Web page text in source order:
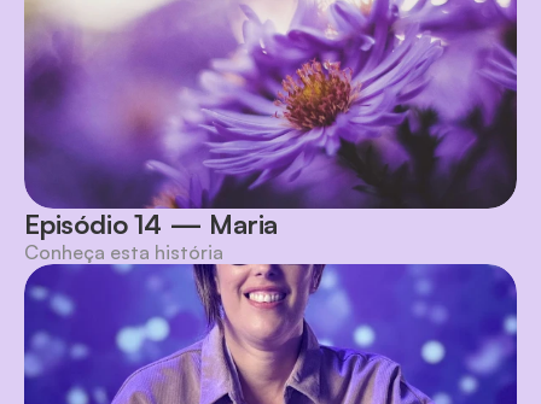
Episódio 14 — Maria
Conheça esta história